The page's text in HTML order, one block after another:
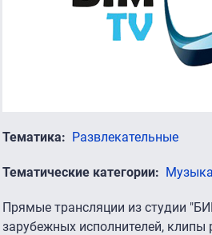
Тематика Развлекательные
Тематические категории Музыка
Прямые трансляции из студии
зарубежных исполнителей, клипы